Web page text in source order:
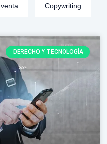
Copywriting
DERECHO Y TECNOLOGÍA